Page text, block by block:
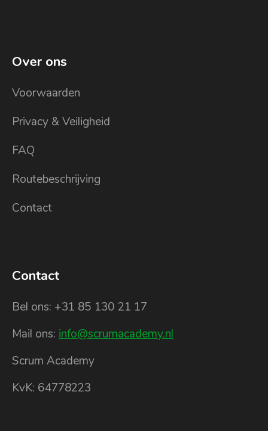
Over ons
Voorwaarden
Privacy & Veiligheid
FAQ
Routebeschrijving
Contact
Contact
Bel ons: +31 85 130 21 17
Mail ons: info@scrumacademy.nl
Scrum Academy
KvK: 64778223